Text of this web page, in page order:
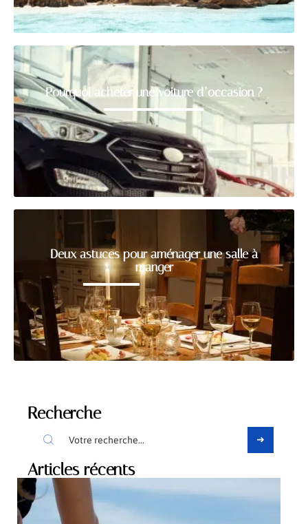
Pourquoi acheter une voiture d’occasion ?
Deux astuces pour aménager une salle à
manger
Recherche
Articles récents